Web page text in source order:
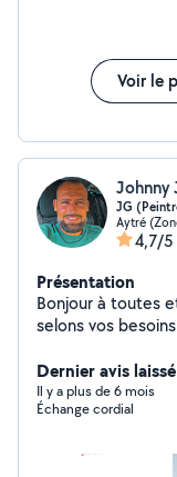
Voir le
Johnny
JG
Aytré
4,7/5
Présentation
Bonjour à toutes
selons vos
de haie .Pour plus
contactez moi aux
Dernier avis
Il y a plus de 6 mois
Échange cordial